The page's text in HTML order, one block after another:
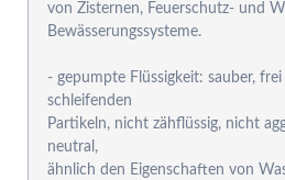
von Zisternen, Feuerschutz- und
Bewässerungssysteme.
- gepumpte Flüssigkeit: sauber,
schleifenden
Partikeln, nicht zähflüssig, nicht
neutral,
ähnlich den Eigenschaften von